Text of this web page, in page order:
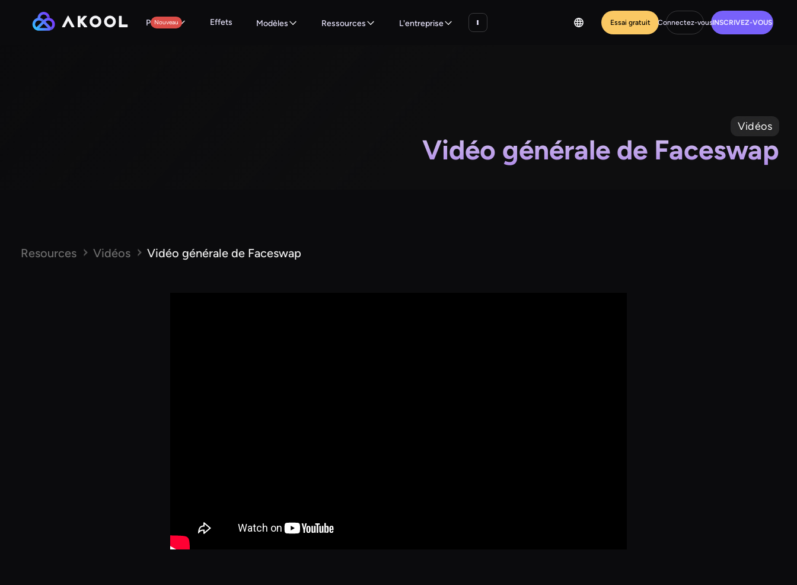
Produits
Nouveau Effets Modèles Ressources L'entreprise Essai gratuit Connectez-vousINSCRIVEZ-VOUS
Vidéos
Vidéo générale de Faceswap
Resources Vidéos Vidéo générale de Faceswap